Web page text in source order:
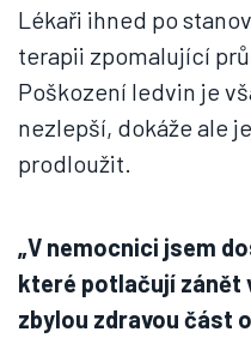
Lékaři ihned po
terapii zpomalující
Poškození ledvin je
nezlepší, dokáže ale
prodloužit.
„V nemocnici jsem
které potlačují zánět
zbylou zdravou část